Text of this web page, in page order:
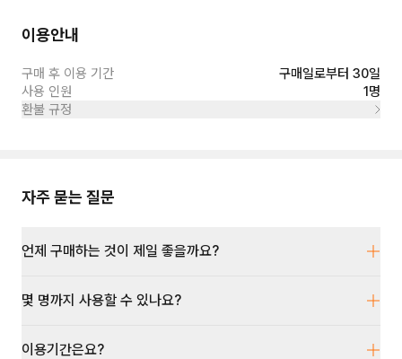
이용안내
구매 후 이용 기간
구매일로부터 30일
사용 인원
1명
환불 규정
자주 묻는 질문
언제 구매하는 것이 제일 좋을까요?
몇 명까지 사용할 수 있나요?
이용기간은요?